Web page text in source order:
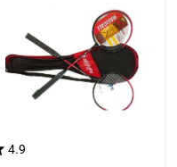
4.9